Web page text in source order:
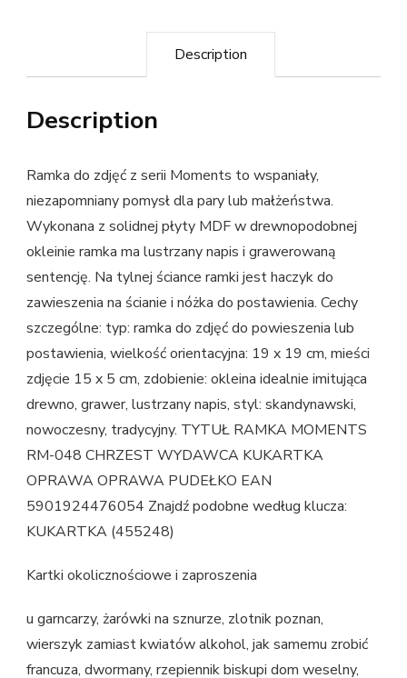
Description
Description
Ramka do zdjęć z serii Moments to wspaniały,
niezapomniany pomysł dla pary lub małżeństwa.
Wykonana z solidnej płyty MDF w drewnopodobnej
okleinie ramka ma lustrzany napis i grawerowaną
sentencję. Na tylnej ściance ramki jest haczyk do
zawieszenia na ścianie i nóżka do postawienia. Cechy
szczególne: typ: ramka do zdjęć do powieszenia lub
postawienia, wielkość orientacyjna: 19 x 19 cm, mieści
zdjęcie 15 x 5 cm, zdobienie: okleina idealnie imitująca
drewno, grawer, lustrzany napis, styl: skandynawski,
nowoczesny, tradycyjny. TYTUŁ RAMKA MOMENTS
RM-048 CHRZEST WYDAWCA KUKARTKA
OPRAWA OPRAWA PUDEŁKO EAN
5901924476054 Znajdź podobne według klucza:
KUKARTKA (455248)
Kartki okolicznościowe i zaproszenia
u garncarzy, żarówki na sznurze, zlotnik poznan,
wierszyk zamiast kwiatów alkohol, jak samemu zrobić
francuza, dwormany, rzepiennik biskupi dom weselny,